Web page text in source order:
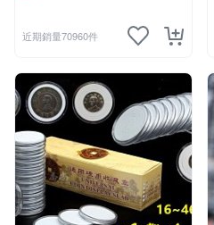
近期銷量70960件